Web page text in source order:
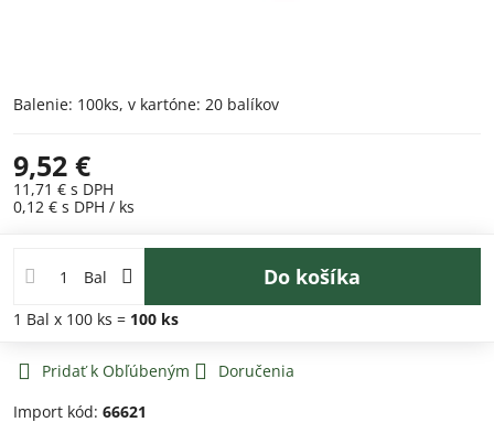
Balenie: 100ks, v kartóne: 20 balíkov
9,52 €
11,71 € s DPH
0,12 € s DPH / ks
Bal Do košíka
1 Bal x 100 ks = 100 ks
Pridať k Obľúbeným
Doručenia
Import kód: 66621